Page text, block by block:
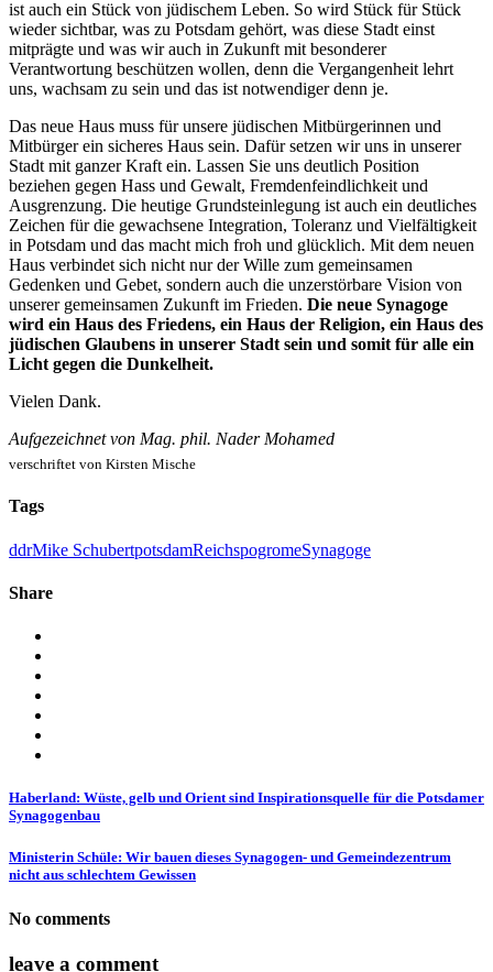
ist auch ein Stück von jüdischem Leben. So wird Stück für Stück
wieder sichtbar, was zu Potsdam gehört, was diese Stadt einst
mitprägte und was wir auch in Zukunft mit besonderer
Verantwortung beschützen wollen, denn die Vergangenheit lehrt
uns, wachsam zu sein und das ist notwendiger denn je.
Das neue Haus muss für unsere jüdischen Mitbürgerinnen und
Mitbürger ein sicheres Haus sein. Dafür setzen wir uns in unserer
Stadt mit ganzer Kraft ein. Lassen Sie uns deutlich Position
beziehen gegen Hass und Gewalt, Fremdenfeindlichkeit und
Ausgrenzung. Die heutige Grundsteinlegung ist auch ein deutliches
Zeichen für die gewachsene Integration, Toleranz und Vielfältigkeit
in Potsdam und das macht mich froh und glücklich. Mit dem neuen
Haus verbindet sich nicht nur der Wille zum gemeinsamen
Gedenken und Gebet, sondern auch die unzerstörbare Vision von
unserer gemeinsamen Zukunft im Frieden. Die neue Synagoge
wird ein Haus des Friedens, ein Haus der Religion, ein Haus des
jüdischen Glaubens in unserer Stadt sein und somit für alle ein
Licht gegen die Dunkelheit.
Vielen Dank.
Aufgezeichnet von Mag. phil. Nader Mohamed
verschriftet von Kirsten Mische
Tags
ddrMike SchubertpotsdamReichspogromeSynagoge
Share
Haberland: Wüste, gelb und Orient sind Inspirationsquelle für die Potsdamer
Synagogenbau
Ministerin Schüle: Wir bauen dieses Synagogen- und Gemeindezentrum
nicht aus schlechtem Gewissen
No comments
leave a comment